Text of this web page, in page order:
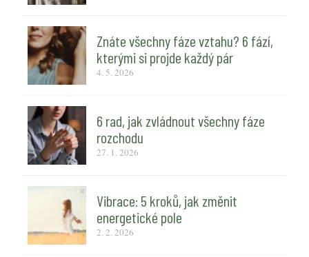
Znáte všechny fáze vztahu? 6 fází,
kterými si projde každý pár
4. 5. 2026
6 rad, jak zvládnout všechny fáze
rozchodu
27. 1. 2026
Vibrace: 5 kroků, jak změnit
energetické pole
2. 2. 2026